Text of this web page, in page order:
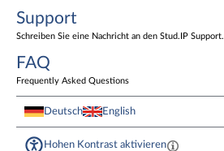
Support
Schreiben Sie eine Nachricht an den Stud.IP Support.
FAQ
Frequently Asked Questions
Deutsch English
Hohen Kontrast aktivieren